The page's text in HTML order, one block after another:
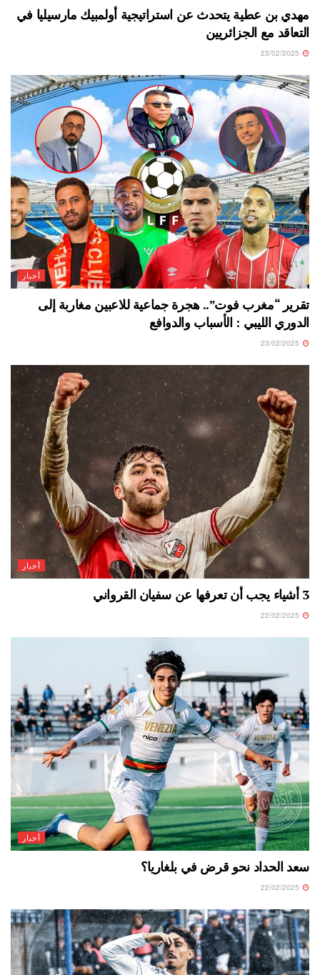
مهدي بن عطية يتحدث عن استراتيجية أولمبيك مارسيليا في
التعاقد مع الجزائريين
أخبار
تقرير “مغرب فوت”.. هجرة جماعية للاعبين مغاربة إلى
الدوري الليبي : الأسباب والدوافع
أخبار
3 أشياء يجب أن تعرفها عن سفيان القرواني
أخبار
سعد الحداد نحو قرض في بلغاريا؟